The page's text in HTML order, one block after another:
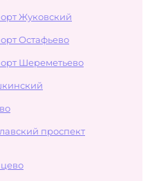
Жуковский
Остафьево
Шереметьево
проспект